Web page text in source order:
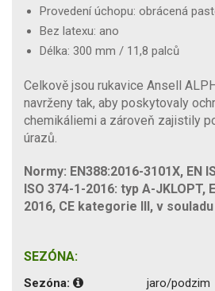
Provedení úchopu: obrácená
Bez latexu: ano
Délka: 300 mm / 11,8 palců
Celkově jsou rukavice Ansell
navrženy tak, aby poskytovaly
chemikáliemi a zároveň zajistily
úrazů.
Normy: EN388:2016-3101X, EN
ISO 374-1-2016: typ A-JKLOPT,
2016, CE kategorie III, v souladu
SEZÓNA:
Sezóna: jaro/podzim